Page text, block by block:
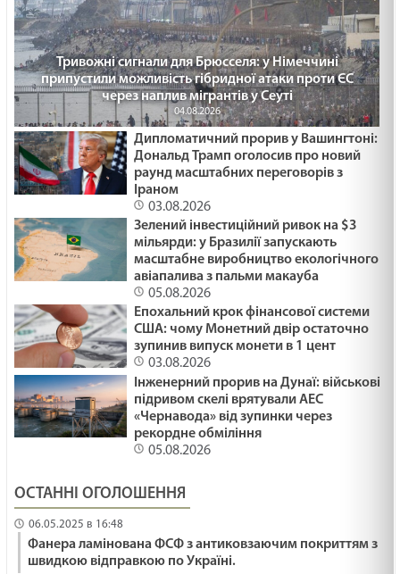
29.01.2025
РОСТИ ЯК ГІМАЛАЇ /1476/ Майтеся файно
29.01.2025
ДЕ МІЙ ГОЛІАФ? /1475/ Майтеся файно
29.01.2025
Час царювання Ісуса. Мт 4:12-17. Неділя після
Просвіщення
29.01.2025
Він Наш Мир
29.01.2025
ПІДПІЛЬНЕ БЛАГОСЛОВІННЯ /1474/ Майтеся
файно
СПРАВЖНІЙ МИР /1473/ Майтеся файно
Тривожні сигнали для Брюсселя: у Німеччині
припустили можливість гібридної атаки проти ЄС
через наплив мігрантів у Сеуті
04.08.2026
Дипломатичний прорив у Вашингтоні:
Дональд Трамп оголосив про новий
раунд масштабних переговорів з
Іраном
03.08.2026
Зелений інвестиційний ривок на $3
мільярди: у Бразилії запускають
масштабне виробництво екологічного
авіапалива з пальми макауба
05.08.2026
Епохальний крок фінансової системи
США: чому Монетний двір остаточно
зупинив випуск монети в 1 цент
03.08.2026
Інженерний прорив на Дунаї: військові
підривом скелі врятували АЕС
«Чернавода» від зупинки через
рекордне обміління
05.08.2026
ОСТАННІ ОГОЛОШЕННЯ
06.05.2025 в 16:48
Фанера ламінована ФСФ з антиковзаючим покриттям з
швидкою відправкою по Україні.